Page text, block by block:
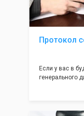
юристов
ошибок, тем
успешную
Протокол
Если у вас в
генерального
документ